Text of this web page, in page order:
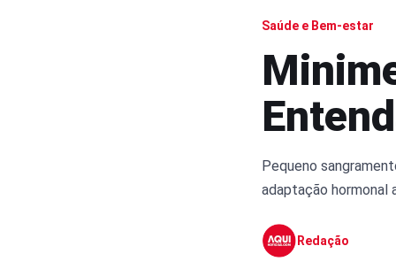
Saúde e Bem-estar
Pequeno
adaptação hormonal
Redação